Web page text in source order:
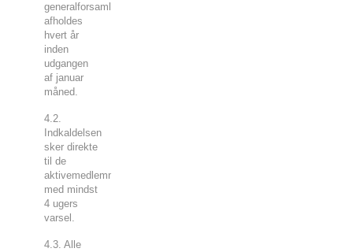
generalforsamling
afholdes
hvert år
inden
udgangen
af januar
måned.
4.2.
Indkaldelsen
sker direkte
til de
aktivemedlemmer
med mindst
4 ugers
varsel.
4.3. Alle